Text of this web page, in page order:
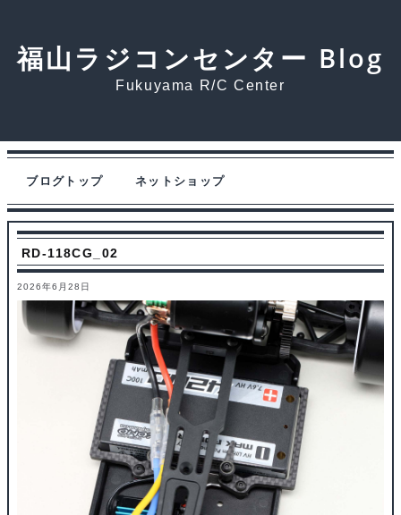
福山ラジコンセンター Blog
Fukuyama R/C Center
ブログトップ ネットショップ
RD-118CG_02
2026年6月28日